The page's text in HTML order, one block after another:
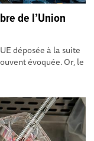
de l’Union
déposée à la suite
évoquée. Or, le